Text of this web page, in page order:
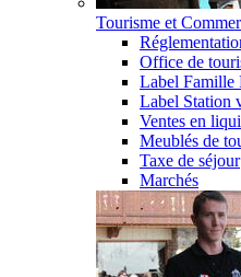
Tourisme et
Office de
Label Famille
Label Station
Ventes en
Meublés de
Taxe de séjour
Marchés